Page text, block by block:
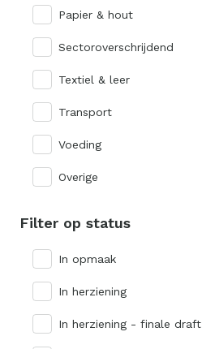
Papier & hout
Sectoroverschrijdend
Textiel & leer
Transport
Voeding
Overige
Filter op status
In opmaak
In herziening
In herziening - finale draft